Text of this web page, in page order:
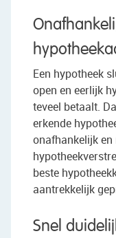
Een hypotheek
open en eerlijk
teveel betaalt.
erkende
onafhankelijk en
beste
aantrekkelijk
Snel